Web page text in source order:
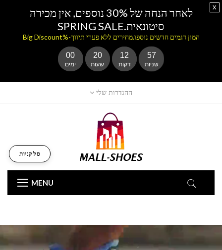
ההגדרות שלי
MENU
סל קניות
לאחר הנחה של 30% נוספים, אין מכירה
סיטונאית.SPRING SALE
המון דגמים חדשים נוספו.מחירים ללא פערי תיווך-%Big Discount
00
ימים
20
שעות
12
דקות
55
שניות
x